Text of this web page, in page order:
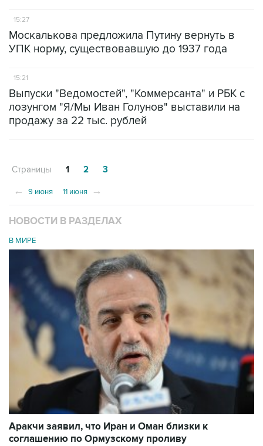
15:27
Москалькова предложила Путину вернуть в
УПК норму, существовавшую до 1937 года
15:21
Выпуски "Ведомостей", "Коммерсанта" и РБК с
лозунгом "Я/Мы Иван Голунов" выставили на
продажу за 22 тыс. рублей
Страницы 1 2 3
← 9 июня 11 июня →
НОВОСТИ В РАЗДЕЛАХ
В МИРЕ
Аракчи заявил, что Иран и Оман близки к
соглашению по Ормузскому проливу